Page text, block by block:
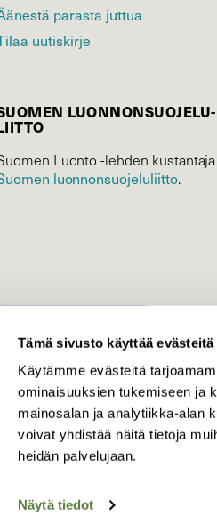
Tämä sivusto käyttää evästeitä
Käytämme evästeitä
ominaisuuksien tukemiseen ja
mainosalan ja analytiikka-alan
voivat yhdistää näitä tietoja
heidän palvelujaan.
Näytä tiedot
parasta juttua
uutiskirje
LUONNON­SUOJELU­
Luonto -lehden
luonnonsuojelu­liitto.